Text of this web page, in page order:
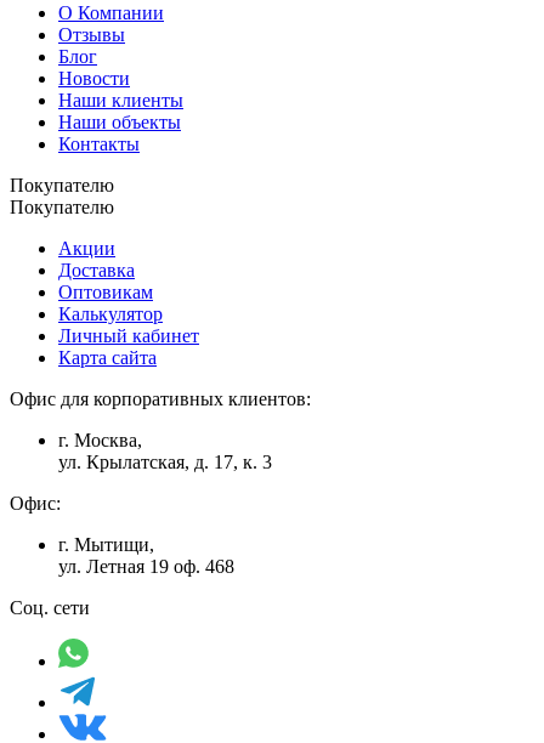
О Компании
Отзывы
Блог
Новости
Наши клиенты
Наши объекты
Контакты
Покупателю
Покупателю
Акции
Доставка
Оптовикам
Калькулятор
Личный кабинет
Карта сайта
Офис для корпоративных клиентов:
г. Москва,
ул. Крылатская, д. 17, к. 3
Офис:
г. Мытищи,
ул. Летная 19 оф. 468
Соц. сети